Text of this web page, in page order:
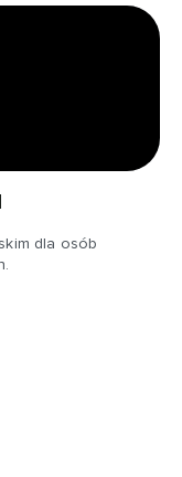
dla osób